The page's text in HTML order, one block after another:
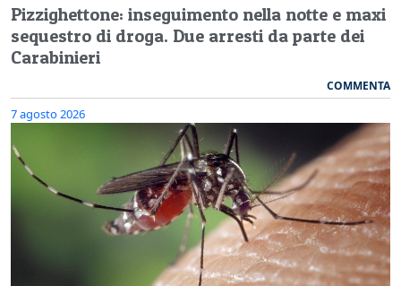
Pizzighettone: inseguimento nella notte e maxi
sequestro di droga. Due arresti da parte dei
Carabinieri
COMMENTA
7 agosto 2026